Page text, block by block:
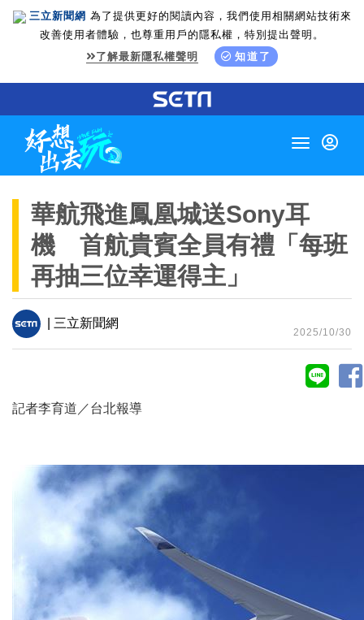
三立新聞網 為了提供更好的閱讀內容，我們使用相關網站技術來
改善使用者體驗，也尊重用戶的隱私權，特別提出聲明。
了解最新隱私權聲明
知道了
Toggle
華航飛進鳳凰城送Sony耳
機 首航貴賓全員有禮「每班
再抽三位幸運得主」
| 三立新聞網
2025/10/30
記者李育道／台北報導